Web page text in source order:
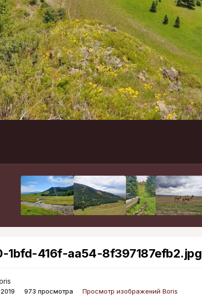
1bfd-416f-aa54-8f397187efb2.jpg
973 просмотра Просмотр изображений Boris